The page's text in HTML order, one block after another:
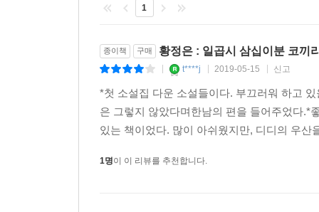
왜 이렇게 조용하지. 엿듣고 있는 거 아냐, 옆집
어느 날 갑자기 자기를 제외한 세계의 모든 것
되어버리는 여자가 있고(「오뚝이와 지빠귀」),
(「모기씨」),
사람의 말을 하는 ‘곡도’라는 이상한 애완동물
전력질주하며 수많은 개체로 증식해버리거나 혹
1
종이책 구매 황정은 : 일곱시 삼십이분 코끼
t****j 2019-05-15 신고
*첫 소설집 다운 소설들이다. 부끄러워 하고
은 그렇지 않았다며한남의 편을 들어주었다.*
있는 책이었다. 많이 아쉬웠지만, 디디의 우
1명이 이 리뷰를 추천합니다.